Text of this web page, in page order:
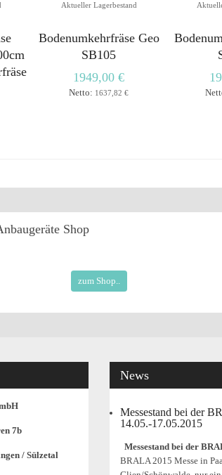
Aktueller Lagerbestand
Bodenumkehrfräse Geo
SB105
1949,00 €
Netto: 1637,82 €
Shop
zum Shop..
7b
/ Sülzetal
News
Messestand bei der
14.05.-17.05.2015
Messestand bei der
BRALA 2015 Messe in